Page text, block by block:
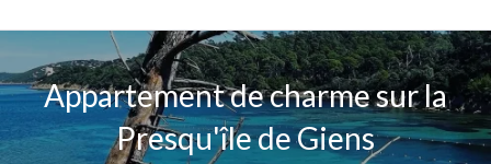
Appartement de charme sur la
Presqu'île de Giens